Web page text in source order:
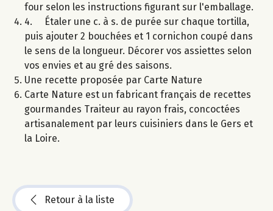
four selon les instructions figurant sur l'emballage.
4. Étaler une c. à s. de purée sur chaque tortilla,
puis ajouter 2 bouchées et 1 cornichon coupé dans
le sens de la longueur. Décorer vos assiettes selon
vos envies et au gré des saisons.
Une recette proposée par Carte Nature
Carte Nature est un fabricant français de recettes
gourmandes Traiteur au rayon frais, concoctées
artisanalement par leurs cuisiniers dans le Gers et
la Loire.
Retour à la liste